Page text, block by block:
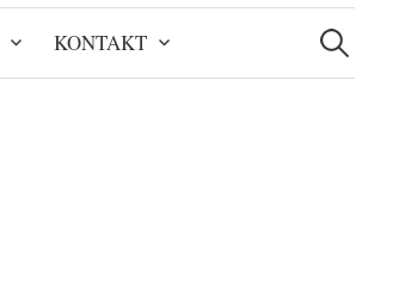
KONTAKT
Suchen
nach: